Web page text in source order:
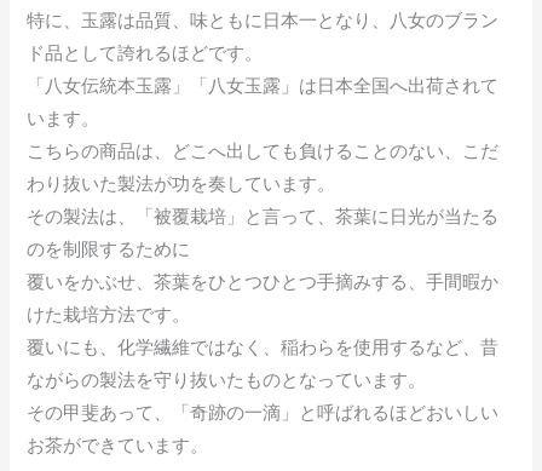
特に、玉露は品質、味ともに日本一となり、八女のブラン
ド品として誇れるほどです。
「八女伝統本玉露」「八女玉露」は日本全国へ出荷されて
います。
こちらの商品は、どこへ出しても負けることのない、こだ
わり抜いた製法が功を奏しています。
その製法は、「被覆栽培」と言って、茶葉に日光が当たる
のを制限するために
覆いをかぶせ、茶葉をひとつひとつ手摘みする、手間暇か
けた栽培方法です。
覆いにも、化学繊維ではなく、稲わらを使用するなど、昔
ながらの製法を守り抜いたものとなっています。
その甲斐あって、「奇跡の一滴」と呼ばれるほどおいしい
お茶ができています。